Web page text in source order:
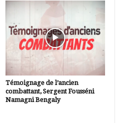
Témoignage de l’ancien
combattant, Sergent Fousséni
Namagni Bengaly